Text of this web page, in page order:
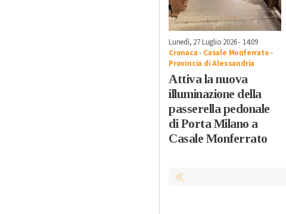
Lunedì, 27 Luglio 2026 - 14:09
Cronaca- Casale Monferrato-
Provincia di Alessandria
Attiva la nuova
illuminazione della
passerella pedonale
di Porta Milano a
Casale Monferrato